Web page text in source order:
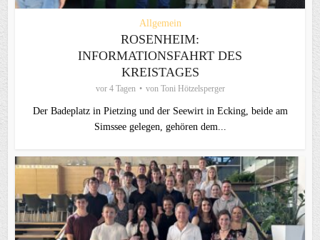
Allgemein
ROSENHEIM:
INFORMATIONSFAHRT DES
KREISTAGES
vor 4 Tagen von Toni Hötzelsperger
Der Badeplatz in Pietzing und der Seewirt in Ecking, beide am
Simssee gelegen, gehören dem...